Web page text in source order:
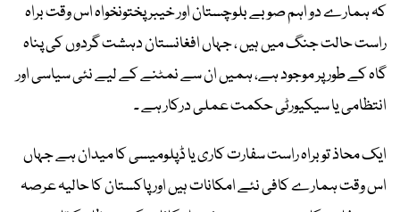
کہ ہمارے دو اہم صوبے بلوچستان اور خیبر پختونخواہ اس وقت براہ
راست حالت جنگ میں ہیں ، جہاں افغانستان دہشت گردوں کی پناہ
گاہ کے طور پر موجود ہے، ہمیں ان سے نمٹنے کے لیے نئی سیاسی اور
انتظامی یا سیکیورٹی حکمت عملی درکار ہے ۔
ایک محاذ تو براہ راست سفارت کاری یا ڈپلومیسی کا میدان ہے جہاں
اس وقت ہمارے کافی نئے امکانات ہیں اور پاکستان کا حالیہ عرصہ